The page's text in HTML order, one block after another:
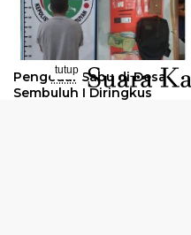
Pengedar Sabu di Desa
Sembuluh I Diringkus
tutup
..........